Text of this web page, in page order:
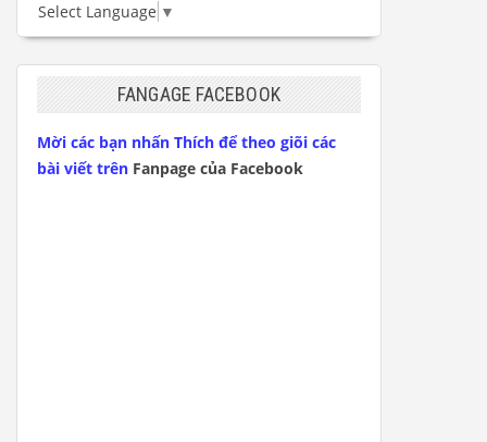
Select Language ▼
FANGAGE FACEBOOK
Mời các bạn nhấn Thích để theo giõi các
bài viết trên Fanpage của Facebook